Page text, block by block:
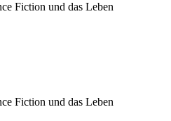
Fiction und das Leben
Fiction und das Leben